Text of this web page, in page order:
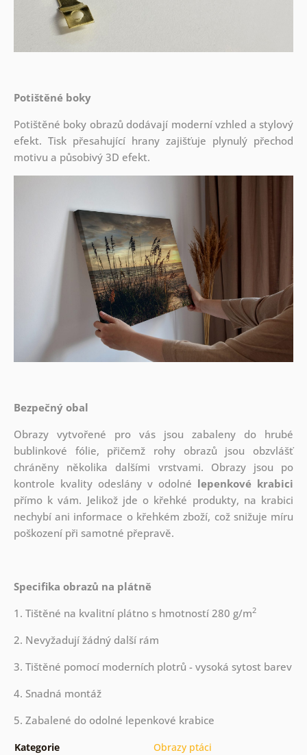
Potištěné boky
Potištěné boky obrazů dodávají moderní vzhled a stylový
efekt. Tisk přesahující hrany zajišťuje plynulý přechod
motivu a působivý 3D efekt.
Bezpečný obal
Obrazy vytvořené pro vás jsou zabaleny do hrubé
bublinkové fólie, přičemž rohy obrazů jsou obzvlášť
chráněny několika dalšími vrstvami. Obrazy jsou po
kontrole kvality odeslány v odolné lepenkové krabici
přímo k vám. Jelikož jde o křehké produkty, na krabici
nechybí ani informace o křehkém zboží, což snižuje míru
poškození při samotné přepravě.
Specifika obrazů na plátně
1. Tištěné na kvalitní plátno s hmotností 280 g/m2
2. Nevyžadují žádný další rám
3. Tištěné pomocí moderních plotrů - vysoká sytost barev
4. Snadná montáž
5. Zabalené do odolné lepenkové krabice
Kategorie Obrazy ptáci